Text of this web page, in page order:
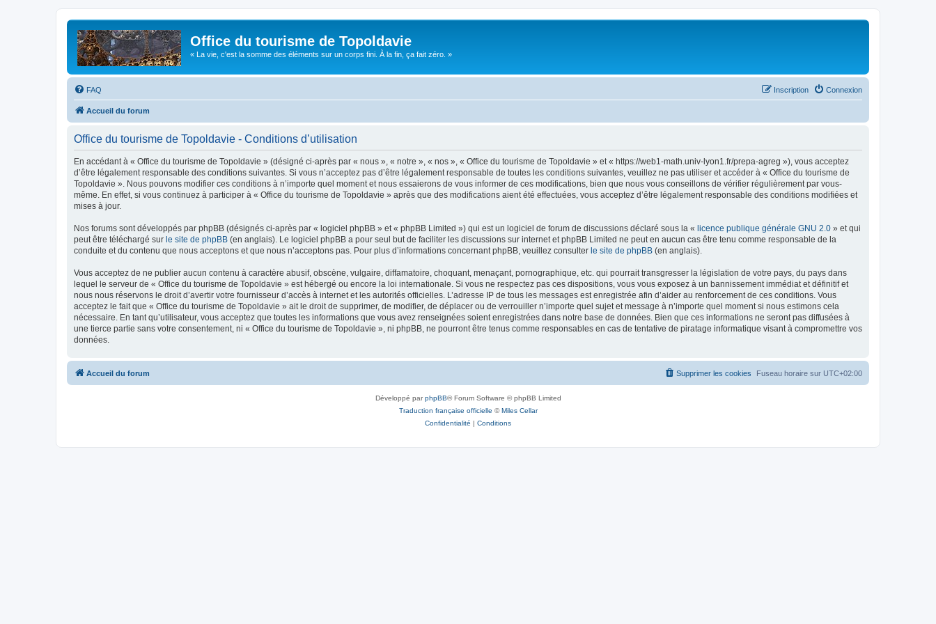
Office du tourisme de Topoldavie
« La vie, c'est la somme des éléments sur un corps fini. À la fin, ça fait zéro. »
FAQ Connexion
Inscription
Accueil du forum
Office du tourisme de Topoldavie - Conditions d’utilisation
En accédant à « Office du tourisme de Topoldavie » (désigné ci-après par « nous », « notre », « nos », « Office du tourisme de Topoldavie » et « https://web1-math.univ-lyon1.fr/prepa-agreg »), vous acceptez
d’être légalement responsable des conditions suivantes. Si vous n’acceptez pas d’être légalement responsable de toutes les conditions suivantes, veuillez ne pas utiliser et accéder à « Office du tourisme de
Topoldavie ». Nous pouvons modifier ces conditions à n’importe quel moment et nous essaierons de vous informer de ces modifications, bien que nous vous conseillons de vérifier régulièrement par vous-
même. En effet, si vous continuez à participer à « Office du tourisme de Topoldavie » après que des modifications aient été effectuées, vous acceptez d’être légalement responsable des conditions modifiées et
mises à jour.
Nos forums sont développés par phpBB (désignés ci-après par « logiciel phpBB » et « phpBB Limited ») qui est un logiciel de forum de discussions déclaré sous la « licence publique générale GNU 2.0 » et qui
peut être téléchargé sur le site de phpBB (en anglais). Le logiciel phpBB a pour seul but de faciliter les discussions sur internet et phpBB Limited ne peut en aucun cas être tenu comme responsable de la
conduite et du contenu que nous acceptons et que nous n’acceptons pas. Pour plus d’informations concernant phpBB, veuillez consulter le site de phpBB (en anglais).
Vous acceptez de ne publier aucun contenu à caractère abusif, obscène, vulgaire, diffamatoire, choquant, menaçant, pornographique, etc. qui pourrait transgresser la législation de votre pays, du pays dans
lequel le serveur de « Office du tourisme de Topoldavie » est hébergé ou encore la loi internationale. Si vous ne respectez pas ces dispositions, vous vous exposez à un bannissement immédiat et définitif et
nous nous réservons le droit d’avertir votre fournisseur d’accès à internet et les autorités officielles. L’adresse IP de tous les messages est enregistrée afin d’aider au renforcement de ces conditions. Vous
acceptez le fait que « Office du tourisme de Topoldavie » ait le droit de supprimer, de modifier, de déplacer ou de verrouiller n’importe quel sujet et message à n’importe quel moment si nous estimons cela
nécessaire. En tant qu’utilisateur, vous acceptez que toutes les informations que vous avez renseignées soient enregistrées dans notre base de données. Bien que ces informations ne seront pas diffusées à
une tierce partie sans votre consentement, ni « Office du tourisme de Topoldavie », ni phpBB, ne pourront être tenus comme responsables en cas de tentative de piratage informatique visant à compromettre vos
données.
Accueil du forum Fuseau horaire sur UTC+02:00
Supprimer les cookies
Développé parphpBB® Forum Software © phpBB Limited
Traduction française officielle ©Miles Cellar
Confidentialité | Conditions